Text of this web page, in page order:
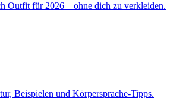
Outfit für 2026 – ohne dich zu verkleiden.
Beispielen und Körpersprache-Tipps.